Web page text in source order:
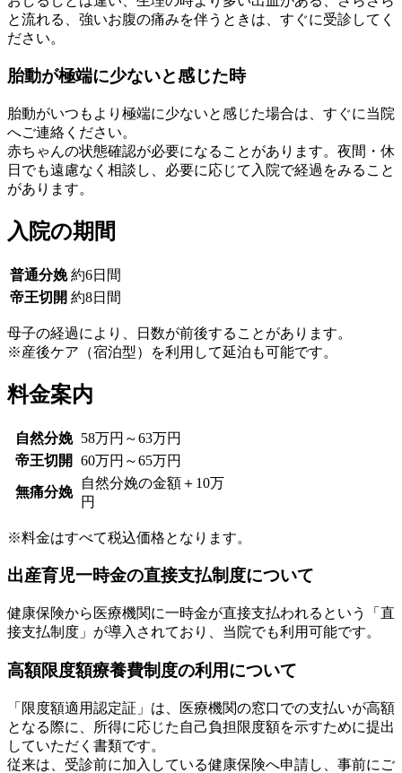
と流れる、強いお腹の痛みを伴うときは、すぐに受診してく
ださい。
胎動が極端に少ないと感じた時
胎動がいつもより極端に少ないと感じた場合は、すぐに当院
へご連絡ください。
赤ちゃんの状態確認が必要になることがあります。夜間・休
日でも遠慮なく相談し、必要に応じて入院で経過をみること
があります。
入院の期間
普通分娩 約6日間
帝王切開 約8日間
母子の経過により、日数が前後することがあります。
※産後ケア（宿泊型）を利用して延泊も可能です。
料金案内
自然分娩
58万円～63万円
帝王切開
60万円～65万円
無痛分娩
自然分娩の金額＋10万
円
※料金はすべて税込価格となります。
出産育児一時金の直接支払制度について
健康保険から医療機関に一時金が直接支払われるという「直
接支払制度」が導入されており、当院でも利用可能です。
高額限度額療養費制度の利用について
「限度額適用認定証」は、医療機関の窓口での支払いが高額
となる際に、所得に応じた自己負担限度額を示すために提出
していただく書類です。
従来は、受診前に加入している健康保険へ申請し、事前にご